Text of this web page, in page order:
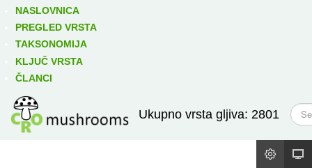
NASLOVNICA
PREGLED VRSTA
TAKSONOMIJA
KLJUČ VRSTA
ČLANCI
Ukupno vrsta gljiva: 2801
T
r
ž
Izravno podređene niže takse: